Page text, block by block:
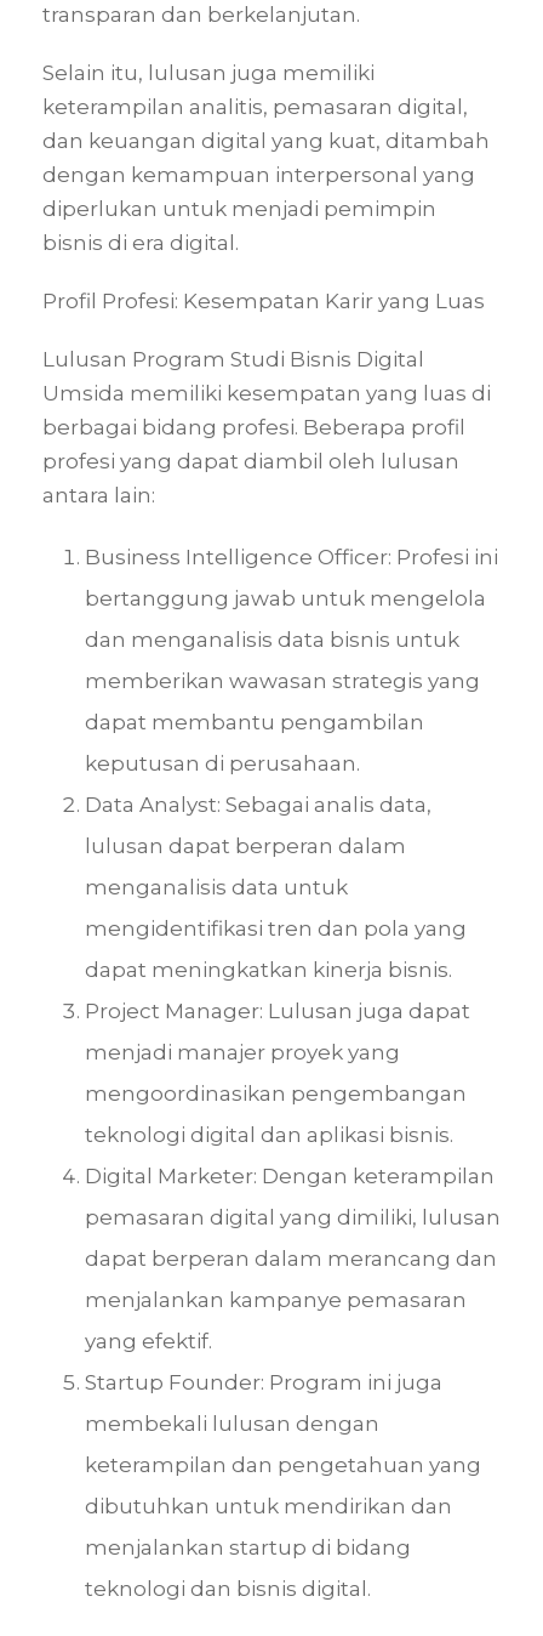
transparan dan berkelanjutan.
Selain itu, lulusan juga memiliki
keterampilan analitis, pemasaran digital,
dan keuangan digital yang kuat, ditambah
dengan kemampuan interpersonal yang
diperlukan untuk menjadi pemimpin
bisnis di era digital.
Profil Profesi: Kesempatan Karir yang Luas
Lulusan Program Studi Bisnis Digital
Umsida memiliki kesempatan yang luas di
berbagai bidang profesi. Beberapa profil
profesi yang dapat diambil oleh lulusan
antara lain:
Business Intelligence Officer: Profesi ini
bertanggung jawab untuk mengelola
dan menganalisis data bisnis untuk
memberikan wawasan strategis yang
dapat membantu pengambilan
keputusan di perusahaan.
Data Analyst: Sebagai analis data,
lulusan dapat berperan dalam
menganalisis data untuk
mengidentifikasi tren dan pola yang
dapat meningkatkan kinerja bisnis.
Project Manager: Lulusan juga dapat
menjadi manajer proyek yang
mengoordinasikan pengembangan
teknologi digital dan aplikasi bisnis.
Digital Marketer: Dengan keterampilan
pemasaran digital yang dimiliki, lulusan
dapat berperan dalam merancang dan
menjalankan kampanye pemasaran
yang efektif.
Startup Founder: Program ini juga
membekali lulusan dengan
keterampilan dan pengetahuan yang
dibutuhkan untuk mendirikan dan
menjalankan startup di bidang
teknologi dan bisnis digital.